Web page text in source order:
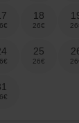
18
25